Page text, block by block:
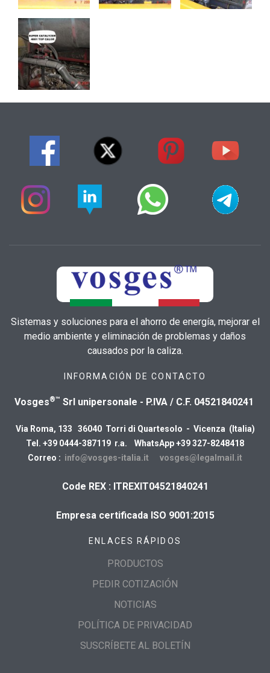
Sistemas y soluciones para el ahorro de energía, mejorar el
medio ambiente y eliminación de problemas y daños
causados por la caliza.
INFORMACIÓN DE CONTACTO
Vosges®™ Srl unipersonale - P.IVA / C.F. 04521840241
Via Roma, 133 36040 Torri di Quartesolo - Vicenza (Italia)
Tel. +39 0444-387119 r.a. WhatsApp +39 327-8248418
Correo : info@vosges-italia.it vosges@legalmail.it
Code REX : ITREXIT04521840241
Empresa certificada ISO 9001:2015
ENLACES RÁPIDOS
PRODUCTOS
PEDIR COTIZACIÓN
NOTICIAS
POLÍTICA DE PRIVACIDAD
SUSCRÍBETE AL BOLETÍN